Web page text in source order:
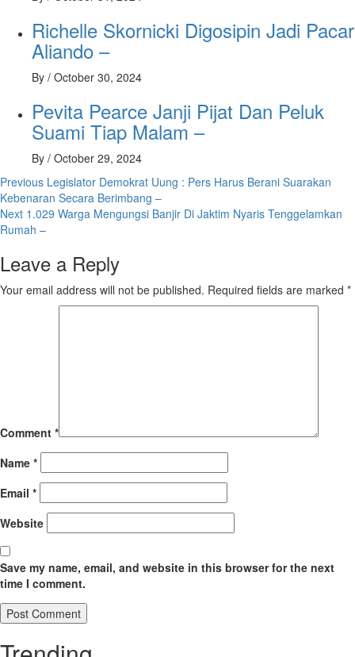
Richelle Skornicki Digosipin Jadi Pacar
Aliando –
By / October 30, 2024
Pevita Pearce Janji Pijat Dan Peluk
Suami Tiap Malam –
By / October 29, 2024
Post
navigation
Previous Legislator Demokrat Uung : Pers Harus Berani Suarakan
Kebenaran Secara Berimbang –
Next 1.029 Warga Mengungsi Banjir Di Jaktim Nyaris Tenggelamkan
Rumah –
Leave a Reply
Your email address will not be published. Required fields are marked *
Comment *
Name *
Email *
Website
Save my name, email, and website in this browser for the next
time I comment.